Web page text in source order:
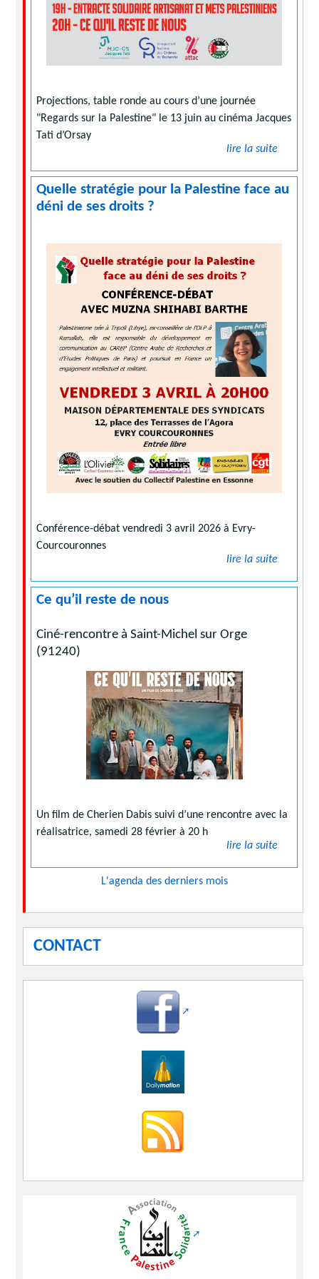
Projections, table ronde au cours d’une journée
"Regards sur la Palestine" le 13 juin au cinéma Jacques
Tati d’Orsay
lire la suite
Quelle stratégie pour la Palestine face au
déni de ses droits ?
Conférence-débat vendredi 3 avril 2026 à Evry-
Courcouronnes
lire la suite
Ce qu’il reste de nous
Ciné-rencontre à Saint-Michel sur Orge
(91240)
Un film de Cherien Dabis suivi d’une rencontre avec la
réalisatrice, samedi 28 février à 20 h
lire la suite
L'agenda des derniers mois
CONTACT